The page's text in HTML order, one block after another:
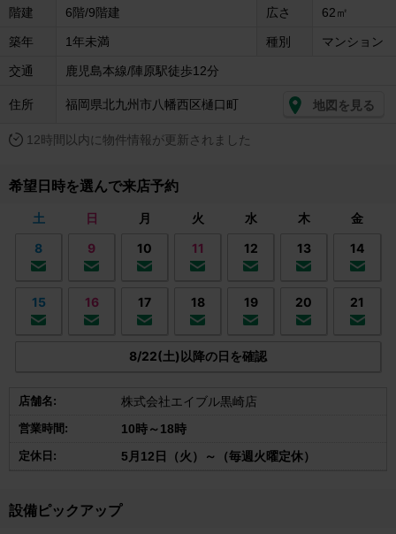
階建 6階/9階建 広さ 62㎡
築年 1年未満 種別 マンション
交通 鹿児島本線/陣原駅徒歩12分
住所 福岡県北九州市八幡西区樋口町 地図を見る
12時間以内に物件情報が更新されました
希望日時を選んで来店予約
土 日 月 火 水 木
金
8
9 10 11 12 13 14
15 16 17 18 19 20 21
8/22(土)以降の日を確認
店舗名: 株式会社エイブル黒崎店
営業時間: 10時～18時
定休日: 5月12日（火）～（毎週火曜定休）
設備ピックアップ